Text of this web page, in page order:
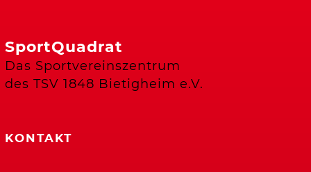
SportQuadrat
Das Sportvereinszentrum
des TSV 1848 Bietigheim e.V.
KONTAKT